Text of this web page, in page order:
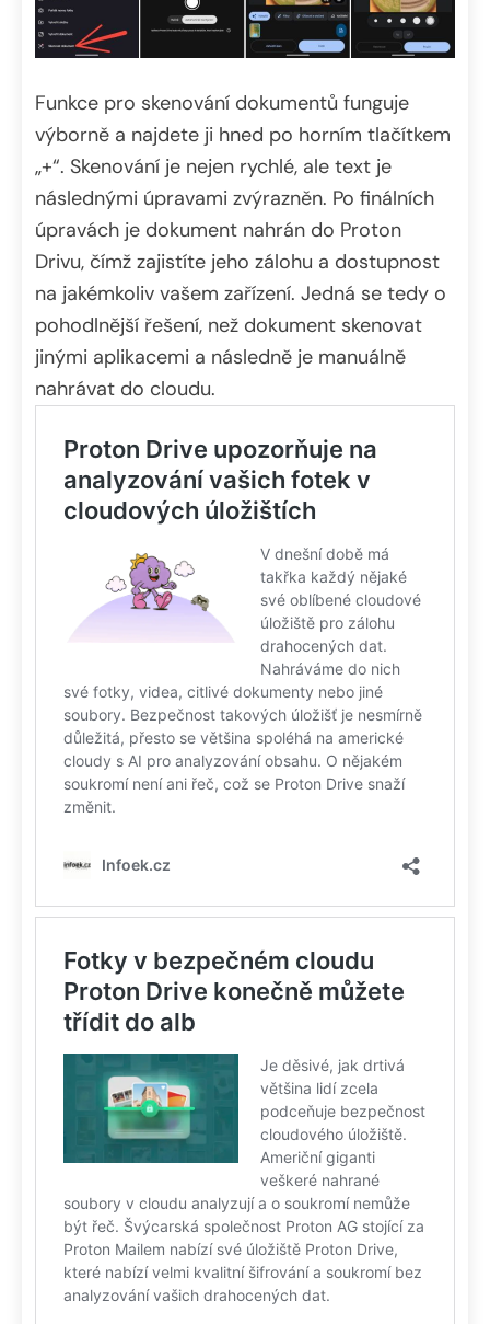
Funkce pro skenování dokumentů funguje
výborně a najdete ji hned po horním tlačítkem
„+“. Skenování je nejen rychlé, ale text je
následnými úpravami zvýrazněn. Po finálních
úpravách je dokument nahrán do Proton
Drivu, čímž zajistíte jeho zálohu a dostupnost
na jakémkoliv vašem zařízení. Jedná se tedy o
pohodlnější řešení, než dokument skenovat
jinými aplikacemi a následně je manuálně
nahrávat do cloudu.